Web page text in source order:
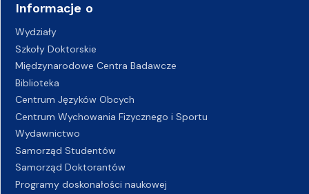
Informacje o
Wydziały
Szkoły Doktorskie
Międzynarodowe Centra Badawcze
Biblioteka
Centrum Języków Obcych
Centrum Wychowania Fizycznego i Sportu
Wydawnictwo
Samorząd Studentów
Samorząd Doktorantów
Programy doskonałości naukowej